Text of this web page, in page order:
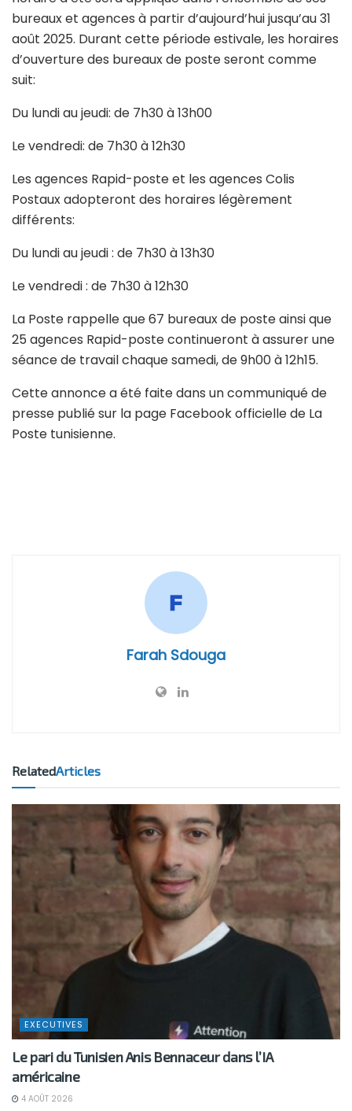
bureaux et agences à partir d’aujourd’hui jusqu’au 31
août 2025. Durant cette période estivale, les horaires
d’ouverture des bureaux de poste seront comme
suit:
Du lundi au jeudi: de 7h30 à 13h00
Le vendredi: de 7h30 à 12h30
Les agences Rapid-poste et les agences Colis
Postaux adopteront des horaires légèrement
différents:
Du lundi au jeudi : de 7h30 à 13h30
Le vendredi : de 7h30 à 12h30
La Poste rappelle que 67 bureaux de poste ainsi que
25 agences Rapid-poste continueront à assurer une
séance de travail chaque samedi, de 9h00 à 12h15.
Cette annonce a été faite dans un communiqué de
presse publié sur la page Facebook officielle de La
Poste tunisienne.
Farah Sdouga
RelatedArticles
EXECUTIVES
Le pari du Tunisien Anis Bennaceur dans l’IA
américaine
4 AOÛT 2026